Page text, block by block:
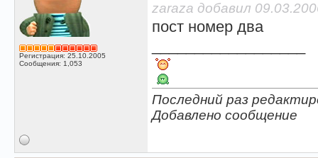
Регистрация: 25.10.2005
Сообщения: 1,053
zaraza добавил
пост номер два
Последний раз
Добавлено сообщение